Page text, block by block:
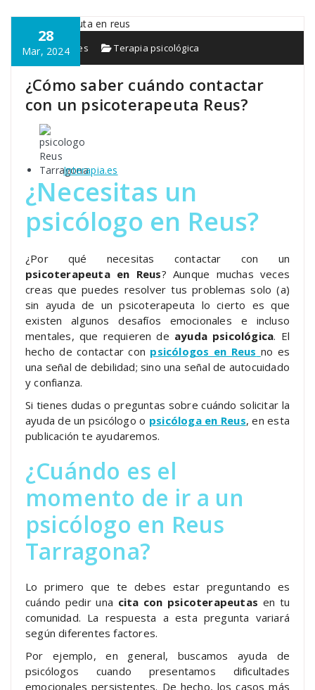
28
Mar, 2024
Interapia.es Terapia psicológica
¿Cómo saber cuándo contactar
con un psicoterapeuta Reus?
Interapia.es
¿Necesitas un
psicólogo en Reus?
¿Por qué necesitas contactar con un
psicoterapeuta en Reus? Aunque muchas veces
creas que puedes resolver tus problemas solo (a)
sin ayuda de un psicoterapeuta lo cierto es que
existen algunos desafíos emocionales e incluso
mentales, que requieren de ayuda psicológica. El
hecho de contactar con psicólogos en Reus no es
una señal de debilidad; sino una señal de autocuidado
y confianza.
Si tienes dudas o preguntas sobre cuándo solicitar la
ayuda de un psicólogo o psicóloga en Reus, en esta
publicación te ayudaremos.
¿Cuándo es el
momento de ir a un
psicólogo en Reus
Tarragona?
Lo primero que te debes estar preguntando es
cuándo pedir una cita con psicoterapeutas en tu
comunidad. La respuesta a esta pregunta variará
según diferentes factores.
Por ejemplo, en general, buscamos ayuda de
psicólogos cuando presentamos dificultades
emocionales persistentes. De hecho, los casos más